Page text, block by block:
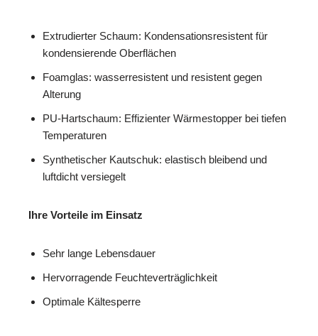
Extrudierter Schaum: Kondensationsresistent für
kondensierende Oberflächen
Foamglas: wasserresistent und resistent gegen
Alterung
PU-Hartschaum: Effizienter Wärmestopper bei tiefen
Temperaturen
Synthetischer Kautschuk: elastisch bleibend und
luftdicht versiegelt
Ihre Vorteile im Einsatz
Sehr lange Lebensdauer
Hervorragende Feuchteverträglichkeit
Optimale Kältesperre